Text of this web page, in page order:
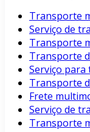
Transporte
Serviço de
Transporte
Transporte
Serviço
Transporte
Frete
Serviço de
Transporte